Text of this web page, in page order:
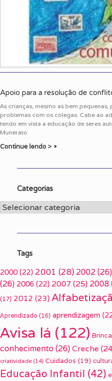
Apoio para a resolução de
As crianças, mesmo as bem
problemas com os colegas. Cabe ao
tendo em vista a educação de seres
Munerato
Continue lendo >
Categorias
Categorias
Tags
2000 (22) 2001 (28) 2002(26)
(26) 2006 (22) 2007 (25) 2008
(17) 2012 (23)
Aprendizado (16) aprendizagem
Avisa lá (122)
conhecimento(26) Creche
criatividade (14) Cuidados (19)
Educação Infantil (42)